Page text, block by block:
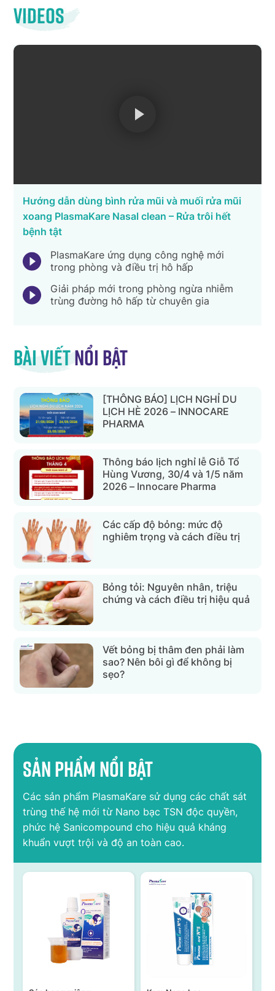
Videos
Hướng dẫn dùng bình rửa mũi và muối rửa mũi
xoang PlasmaKare Nasal clean – Rửa trôi hết
bệnh tật
PlasmaKare ứng dụng công nghệ mới
trong phòng và điều trị hô hấp
Giải pháp mới trong phòng ngừa nhiễm
trùng đường hô hấp từ chuyên gia
Bài viếtnổi bật
[THÔNG BÁO] LỊCH NGHỈ DU
LỊCH HÈ 2026 – INNOCARE
PHARMA
Thông báo lịch nghỉ lễ Giỗ Tổ
Hùng Vương, 30/4 và 1/5 năm
2026 – Innocare Pharma
Các cấp độ bỏng: mức độ
nghiêm trọng và cách điều trị
Bỏng tỏi: Nguyên nhân, triệu
chứng và cách điều trị hiệu quả
Vết bỏng bị thâm đen phải làm
sao? Nên bôi gì để không bị
sẹo?
Sản phẩm nổi bật
Các sản phẩm PlasmaKare sử dụng các chất sát
trùng thế hệ mới từ Nano bạc TSN độc quyền,
phức hệ Sanicompound cho hiệu quả kháng
khuẩn vượt trội và độ an toàn cao.